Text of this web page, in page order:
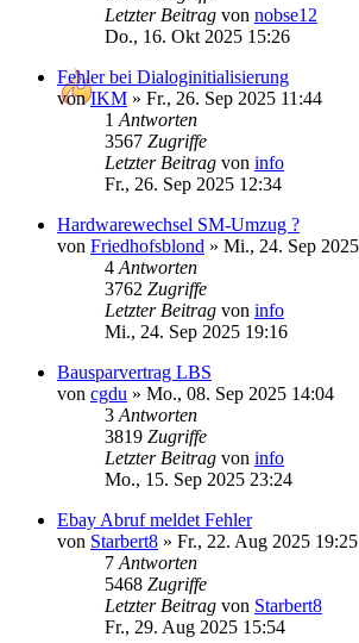
Letzter Beitrag von nobse12
Do., 16. Okt 2025 15:26
Fehler bei Dialoginitialisierung
vonIKM » Fr., 26. Sep 2025 11:44
1 Antworten
3567 Zugriffe
Letzter Beitrag von info
Fr., 26. Sep 2025 12:34
Hardwarewechsel SM-Umzug ?
von Friedhofsblond » Mi., 24. Sep
4 Antworten
3762 Zugriffe
Letzter Beitrag von info
Mi., 24. Sep 2025 19:16
Bausparvertrag LBS
von cgdu » Mo., 08. Sep 2025 14:04
3 Antworten
3819 Zugriffe
Letzter Beitrag von info
Mo., 15. Sep 2025 23:24
Ebay Abruf meldet Fehler
von Starbert8 » Fr., 22. Aug 2025 19:25
7 Antworten
5468 Zugriffe
Letzter Beitrag von Starbert8
Fr., 29. Aug 2025 15:54